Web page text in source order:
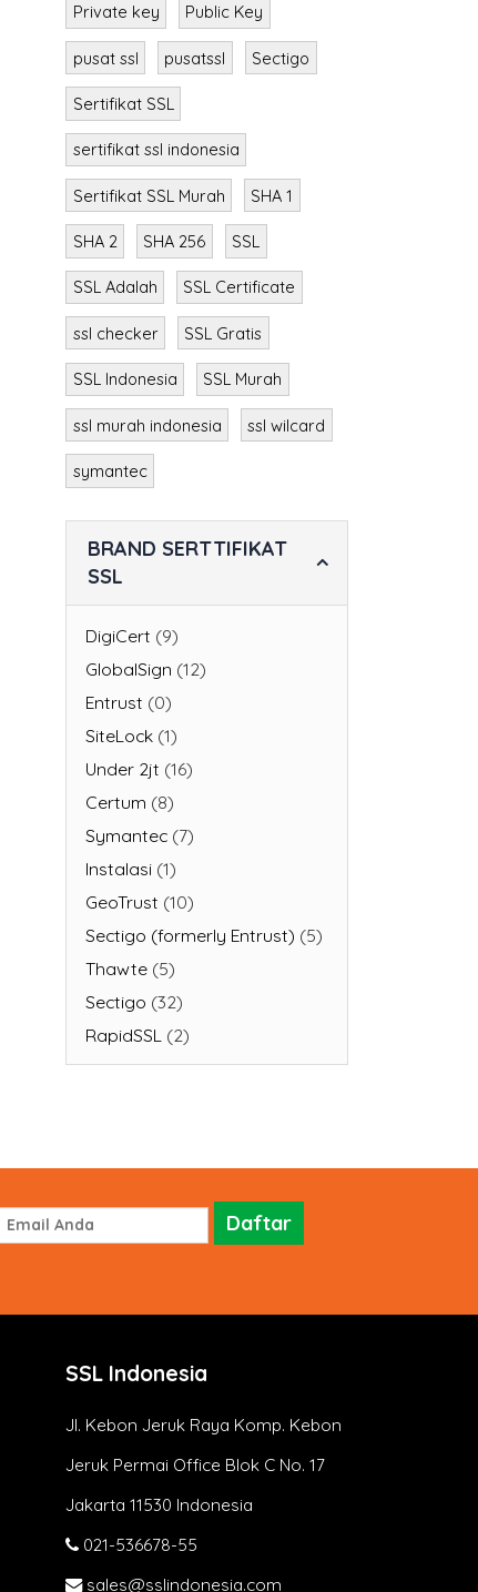
Private key Public Key
pusat ssl pusatssl Sectigo
Sertifikat SSL
sertifikat ssl indonesia
Sertifikat SSL Murah SHA 1
SHA 2 SHA 256 SSL
SSL Adalah SSL Certificate
ssl checker SSL Gratis
SSL Indonesia SSL Murah
ssl murah indonesia ssl wilcard
symantec
BRAND SERTTIFIKAT
SSL
DigiCert (9)
GlobalSign (12)
Entrust (0)
SiteLock (1)
Under 2jt (16)
Certum (8)
Symantec (7)
Instalasi (1)
GeoTrust (10)
Sectigo (formerly Entrust) (5)
Thawte (5)
Sectigo (32)
RapidSSL (2)
SSL Indonesia
Jl. Kebon Jeruk Raya Komp. Kebon
Jeruk Permai Office Blok C No. 17
Jakarta 11530 Indonesia
021-536678-55
sales@sslindonesia.com